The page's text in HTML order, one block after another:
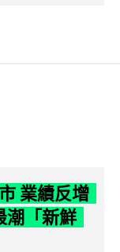
業績反增
潮「新鮮